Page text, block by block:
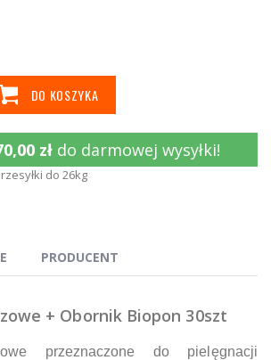
DO KOSZYKA
zł do darmowej wysyłki!
do 26kg
PRODUCENT
+ Obornik Biopon 30szt
przeznaczone do pielęgnacji